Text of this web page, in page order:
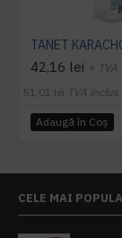
42,16 lei + TVA
51,01 lei TVA inclus
Adaugă în Coş
CELE MAI